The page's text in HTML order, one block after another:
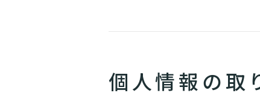
個人情報の取